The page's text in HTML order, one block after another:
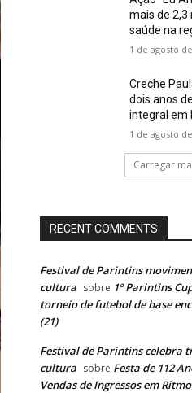
mais de
saúde na
1 de agosto
Creche
dois anos
integral em
1 de agosto
Carregar
RECENT COMMENTS
Festival de Parintins
cultura sobre 1º Parintins
torneio de futebol de base
(21)
Festival de Parintins celebra
cultura sobre Festa de 112
Vendas de Ingressos em